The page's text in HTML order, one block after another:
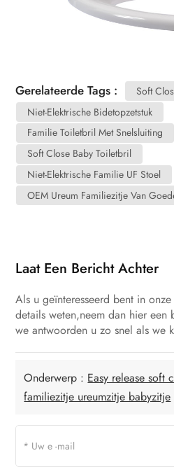
Gerelateerde Tags :
Soft
Niet-Elektrische Bidetopzetstuk
Familie Toiletbril Met Snelsluiting
Soft Close Baby Toiletbril
Niet-Elektrische Familie UF Stoel
OEM Ureum Familiezitje Van
Laat Een Bericht Achter
Als u geïnteresseerd bent in
details weten,neem dan hier een
we antwoorden u zo snel als we
Onderwerp : Easy release soft
familiezitje ureumzitje babyzitje